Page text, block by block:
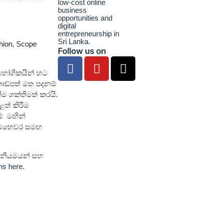
Scope
හට
මත පදනම්
ශක්තිමත් කරයි.
කිරීම
මඟින්
සමඟ
නියමයන් සහ
here.
Follow us on